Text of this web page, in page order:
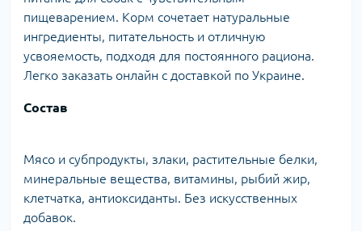
пищеварением. Корм сочетает натуральные
ингредиенты, питательность и отличную
усвояемость, подходя для постоянного рациона.
Легко заказать онлайн с доставкой по Украине.
Состав
Мясо и субпродукты, злаки, растительные белки,
минеральные вещества, витамины, рыбий жир,
клетчатка, антиоксиданты. Без искусственных
добавок.